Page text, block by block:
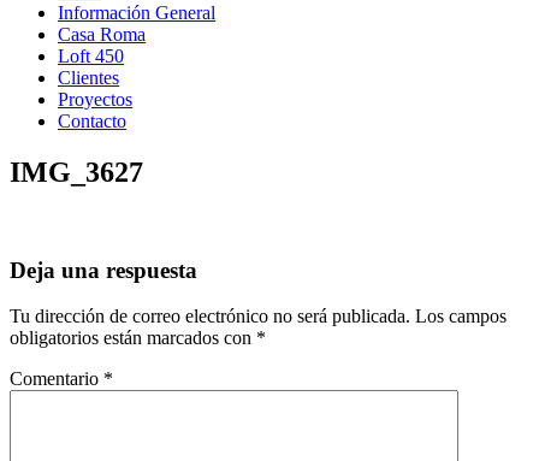
Información General
Casa Roma
Loft 450
Clientes
Proyectos
Contacto
IMG_3627
Deja una respuesta
Tu dirección de correo electrónico no será publicada. Los campos
obligatorios están marcados con *
Comentario *